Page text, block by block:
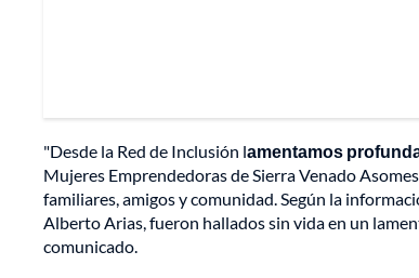
"Desde la Red de Inclusión lamentamos
Mujeres Emprendedoras de Sierra Venado
familiares, amigos y comunidad. Según la
Alberto Arias, fueron hallados sin vida en un
comunicado.